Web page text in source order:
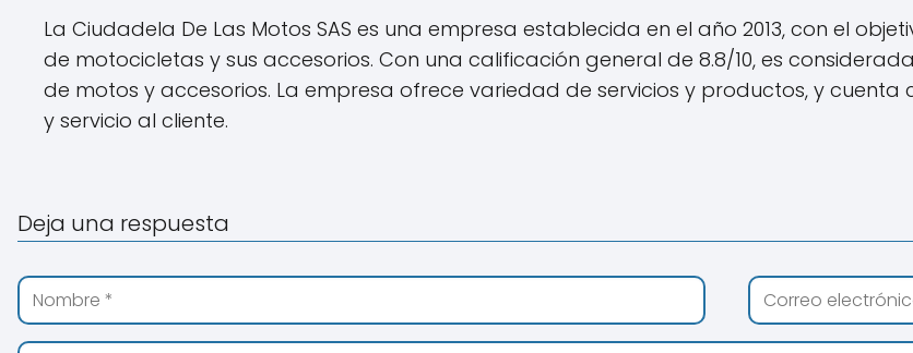
La Ciudadela De Las Motos SAS es una empresa establecida en el año 2013, con el
de motocicletas y sus accesorios. Con una calificación general de 8.8/10, es
de motos y accesorios. La empresa ofrece variedad de servicios y productos, y
y servicio al cliente.
Deja una respuesta